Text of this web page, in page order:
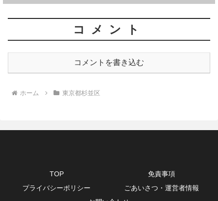
コメント
コメントを書き込む
ホーム 東京都杉並区
TOP
免責事項
プライバシーポリシー
ごあいさつ・運営者情報